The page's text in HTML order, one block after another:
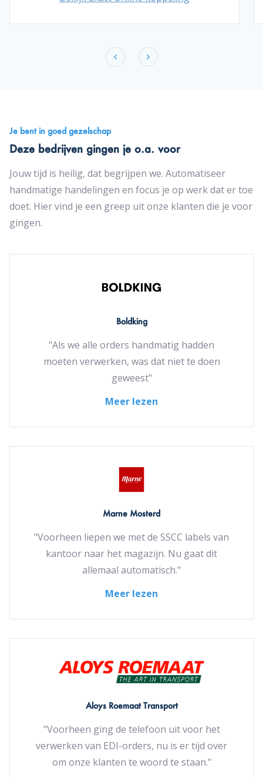
Je bent in goed gezelschap
Deze bedrijven gingen je o.a. voor
Jouw tijd is heilig, dat begrijpen we. Automatiseer
handmatige handelingen en focus je op werk dat er toe
doet. Hier vind je een greep uit onze klanten die je voor
gingen.
Boldking
"Als we alle orders handmatig hadden
moeten verwerken, was dat niet te doen
geweest"
Meer lezen
Marne Mosterd
"Voorheen liepen we met de SSCC labels van
kantoor naar het magazijn. Nu gaat dit
allemaal automatisch."
Meer lezen
Aloys Roemaat Transport
"Voorheen ging de telefoon uit voor het
verwerken van EDI-orders, nu is er tijd over
om onze klanten te woord te staan."